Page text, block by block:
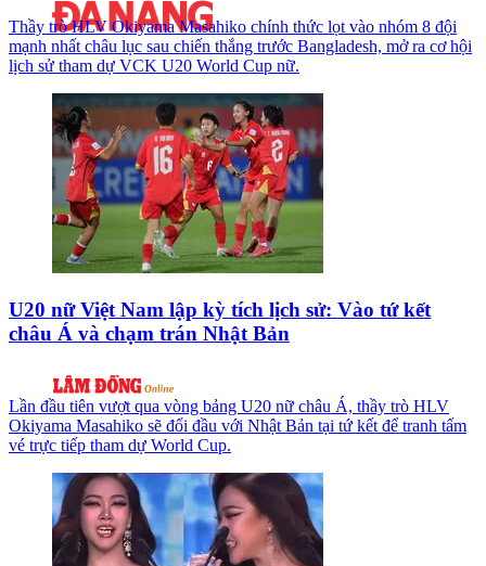
Thầy trò HLV Okiyama Masahiko chính thức lọt vào nhóm 8 đội
mạnh nhất châu lục sau chiến thắng trước Bangladesh, mở ra cơ hội
lịch sử tham dự VCK U20 World Cup nữ.
U20 nữ Việt Nam lập kỳ tích lịch sử: Vào tứ kết
châu Á và chạm trán Nhật Bản
Lần đầu tiên vượt qua vòng bảng U20 nữ châu Á, thầy trò HLV
Okiyama Masahiko sẽ đối đầu với Nhật Bản tại tứ kết để tranh tấm
vé trực tiếp tham dự World Cup.